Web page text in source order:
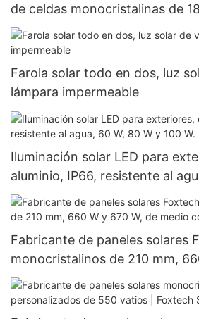
de celdas monocristalinas de
360 W y 400 W, a precios
Farola solar todo en dos, luz
lámpara impermeable
Iluminación solar LED para
aluminio, IP66, resistente al
100 W.
Fabricante de paneles solares
monocristalinos de 210 mm,
medio corte y 132 celdas.